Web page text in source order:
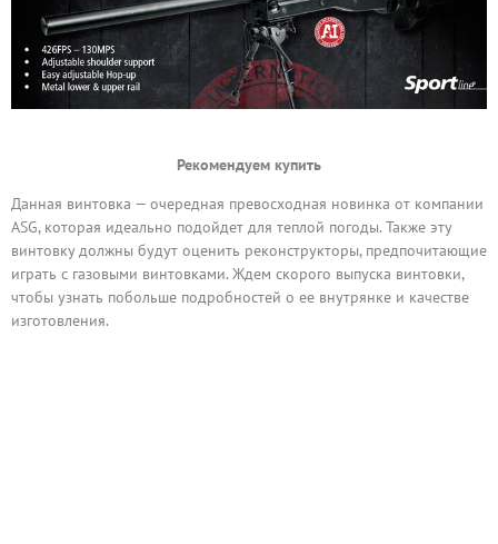
Рекомендуем купить
Данная винтовка — очередная превосходная новинка от компании
ASG, которая идеально подойдет для теплой погоды. Также эту
винтовку должны будут оценить реконструкторы, предпочитающие
играть с газовыми винтовками. Ждем скорого выпуска винтовки,
чтобы узнать побольше подробностей о ее внутрянке и качестве
изготовления.